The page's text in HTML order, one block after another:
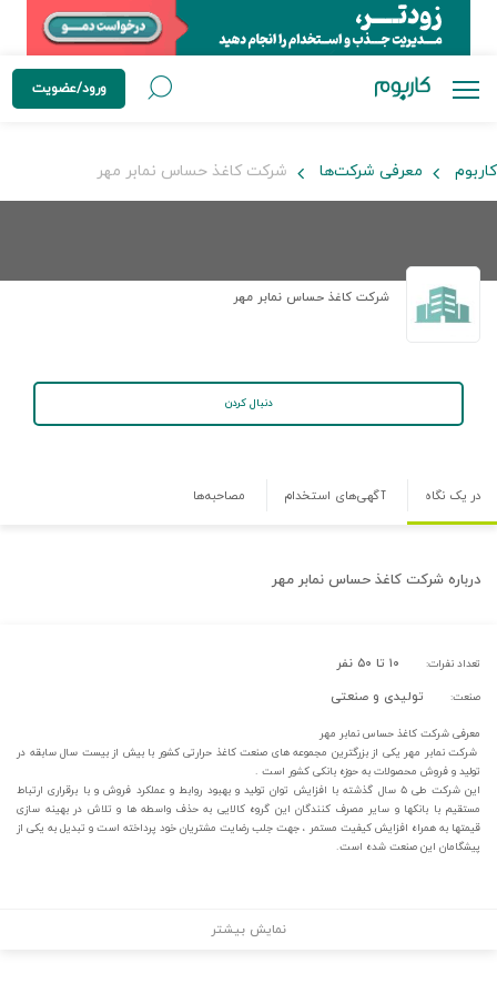
ورود/عضویت
کاربوم معرفی شرکت‌ها شرکت کاغذ حساس نمابر مهر
شرکت کاغذ حساس نمابر مهر
دنبال کردن
در یک نگاه آگهی‌های استخدام مصاحبه‌ها
درباره شرکت کاغذ حساس نمابر مهر
تعداد نفرات: ۱۰ تا ۵۰ نفر
صنعت: تولیدی و صنعتی
معرفی شرکت کاغذ حساس نمابر مهر
شرکت نمابر مهر یکی از بزرگترین مجموعه های صنعت کاغذ حرارتی کشور با بیش از بیست سال سابقه در
تولید و فروش محصولات به حوزه بانکی کشور است .
این شرکت طی ۵ سال گذشته با افزایش توان تولید و بهبود روابط و عملکرد فروش و با برقراری ارتباط
مستقیم با بانکها و سایر مصرف کنندگان این گروه کالایی به حذف واسطه ها و تلاش در بهینه سازی
قیمتها به همراه افزایش کیفیت مستمر ، جهت جلب رضایت مشتریان خود پرداخته است و تبدیل به یکی از
پیشگامان این صنعت شده است.
نمایش بیشتر